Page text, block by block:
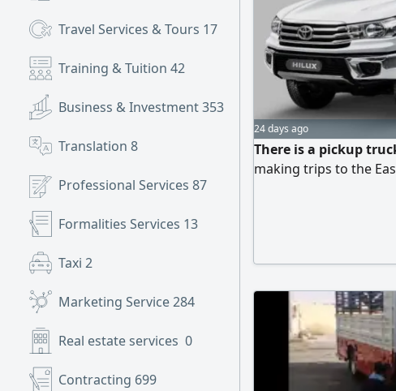
Travel Services & Tours 17
Training & Tuition 42
Business & Investment353
Translation 8
Professional Services 87
Formalities Services 13
Taxi 2
Marketing Service284
Real estate services 0
Contracting 699
24 days ago
There is a pickup
making trips to the